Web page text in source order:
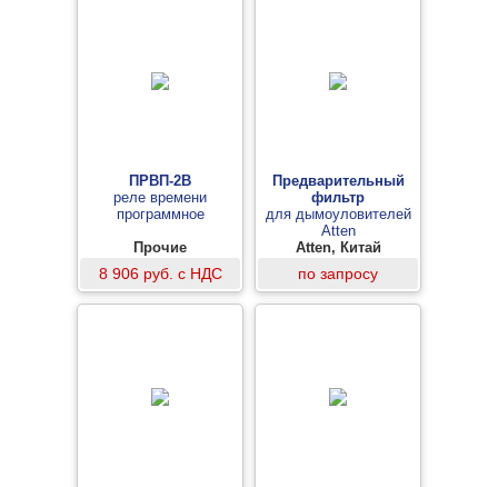
ПРВП-2В
реле времени
программное
Прочие
8 906 руб. с НДС
Предварительный
фильтр
для дымоуловителей
Atten
Atten, Китай
по запросу